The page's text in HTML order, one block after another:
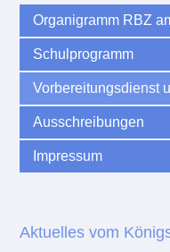
Organigramm RBZ
Schulprogramm
Vorbereitungsdienst
Ausschreibungen
Impressum
Aktuelles vom